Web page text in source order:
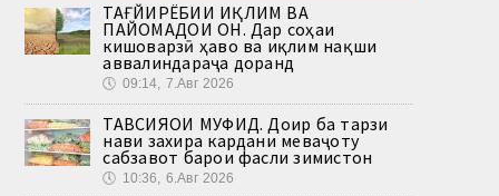
ТАҒЙИРЁБИИ ИҚЛИМ ВА
ПАЙОМАДҲОИ ОН. Дар соҳаи
кишоварзӣ ҳаво ва иқлим нақши
аввалиндараҷа доранд
🕔 09:14, 7.Авг 2026
ТАВСИЯҲОИ МУФИД. Доир ба тарзи
нави захира кардани меваҷоту
сабзавот барои фасли зимистон
🕔 10:36, 6.Авг 2026